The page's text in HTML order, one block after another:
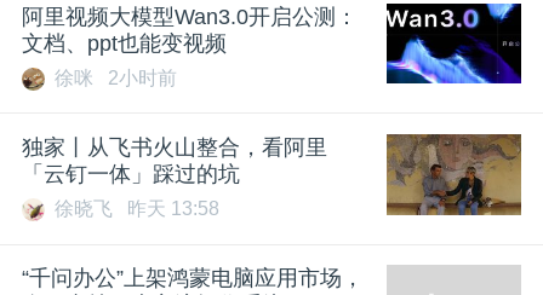
阿里视频大模型Wan3.0开启公测：
文档、ppt也能变视频
徐咪 2小时前
独家丨从飞书火山整合，看阿里
「云钉一体」踩过的坑
徐晓飞 昨天 13:58
“千问办公”上架鸿蒙电脑应用市场，